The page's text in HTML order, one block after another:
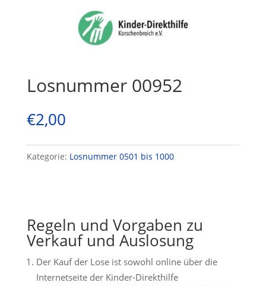
Losnummer 00952
€2,00
Kategorie: Losnummer 0501 bis 1000
Regeln und Vorgaben zu
Verkauf und Auslosung
Der Kauf der Lose ist sowohl online über die
Internetseite der Kinder-Direkthilfe